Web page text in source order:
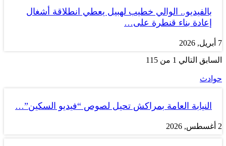
بالفيديو.. الوالي خطيب لهبيل يعطي انطلاقة أشغال
إعادة بناء قنطرة على…
7 أبريل, 2026
السابق التالي 1 من 115
حوادث
النيابة العامة بمراكش تحيل لصوص “فيديو السكين”…
2 أغسطس, 2026